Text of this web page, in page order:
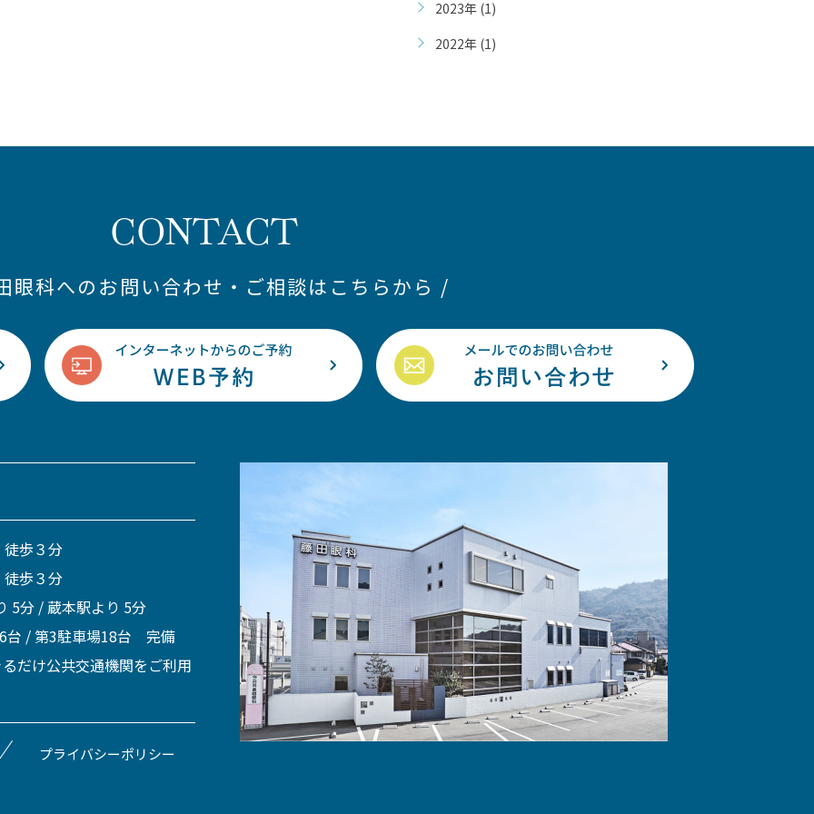
2023年 (1)
2022年 (1)
CONTACT
眼科へのお問い合わせ・ご相談はこちらから /
歩３分
歩３分
5分 / 蔵本駅より 5分
台 / 第3駐車場18台 完備
だけ公共交通機関をご利用
プライバシーポリシー